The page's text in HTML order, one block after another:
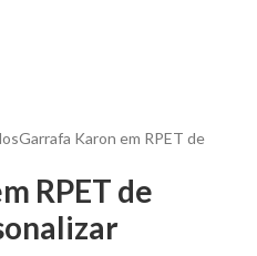
Garrafa Karon em RPET de
RPET de